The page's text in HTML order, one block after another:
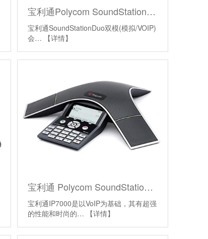
宝利通Polycom SoundStation DUO
宝利通SoundStationDuo双模(模拟/VOIP)
会…
【详情】
宝利通 Polycom SoundStation IP7000
宝利通IP7000是以VoIP为基础，其有超强
的性能和时尚的…
【详情】